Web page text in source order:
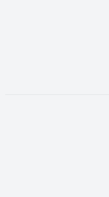
opens in new